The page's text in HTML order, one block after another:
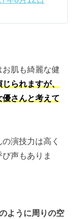
肌も綺麗な健
られますが、
さんと考えて
演技力は高く
声もありま
ように周りの空